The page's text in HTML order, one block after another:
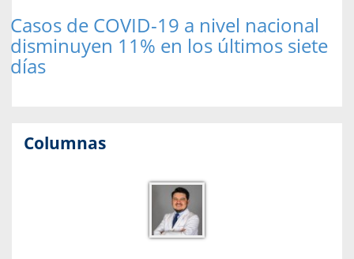
Casos de COVID-19 a nivel nacional
disminuyen 11% en los últimos siete
días
Columnas